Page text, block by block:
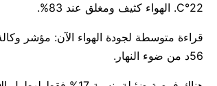
22°C. الهواء كثيف ومغلق عند 83%.
56د من ضوء النهار.